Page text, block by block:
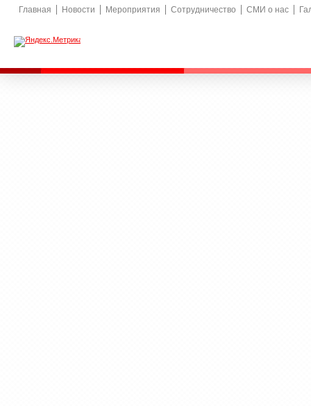
Главная Новости Мероприятия Сотрудничество СМИ о нас